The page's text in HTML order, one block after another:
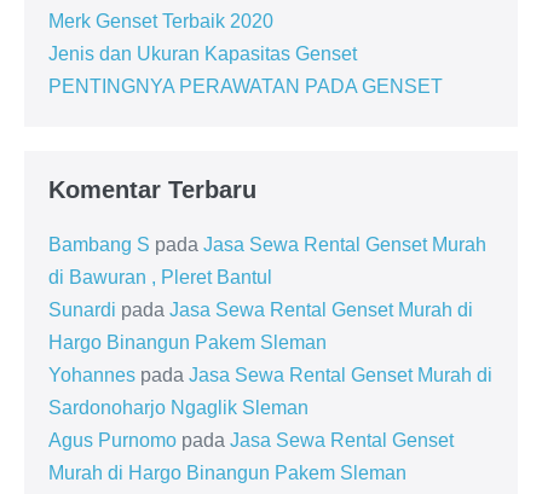
Merk Genset Terbaik 2020
Jenis dan Ukuran Kapasitas Genset
PENTINGNYA PERAWATAN PADA GENSET
Komentar Terbaru
Bambang S pada Jasa Sewa Rental Genset Murah
di Bawuran , Pleret Bantul
Sunardi pada Jasa Sewa Rental Genset Murah di
Hargo Binangun Pakem Sleman
Yohannes pada Jasa Sewa Rental Genset Murah di
Sardonoharjo Ngaglik Sleman
Agus Purnomo pada Jasa Sewa Rental Genset
Murah di Hargo Binangun Pakem Sleman